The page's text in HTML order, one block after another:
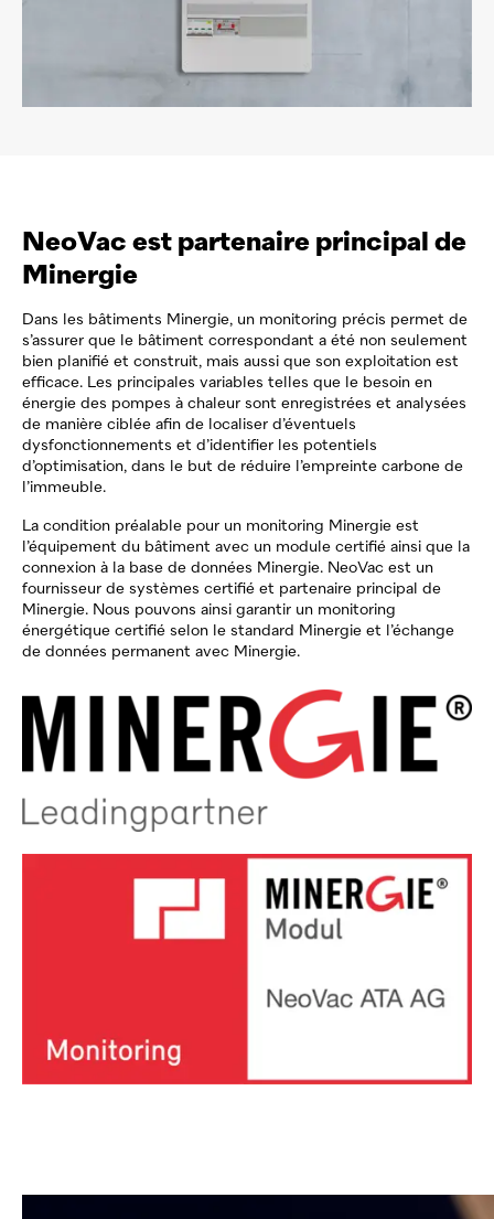
NeoVac est partenaire principal de
Minergie
Dans les bâtiments Minergie, un monitoring précis permet de
s’assurer que le bâtiment correspondant a été non seulement
bien planifié et construit, mais aussi que son exploitation est
efficace. Les principales variables telles que le besoin en
énergie des pompes à chaleur sont enregistrées et analysées
de manière ciblée afin de localiser d’éventuels
dysfonctionnements et d’identifier les potentiels
d’optimisation, dans le but de réduire l’empreinte carbone de
l’immeuble.
La condition préalable pour un monitoring Minergie est
l’équipement du bâtiment avec un module certifié ainsi que la
connexion à la base de données Minergie. NeoVac est un
fournisseur de systèmes certifié et partenaire principal de
Minergie. Nous pouvons ainsi garantir un monitoring
énergétique certifié selon le standard Minergie et l’échange
de données permanent avec Minergie.